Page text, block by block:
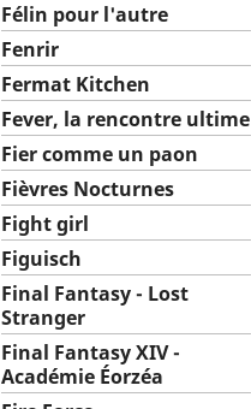
Félin pour l'autre
Fenrir
Fermat Kitchen
Fever, la rencontre ultime
Fier comme un paon
Fièvres Nocturnes
Fight girl
Figuisch
Final Fantasy - Lost
Stranger
Final Fantasy XIV -
Académie Éorzéa